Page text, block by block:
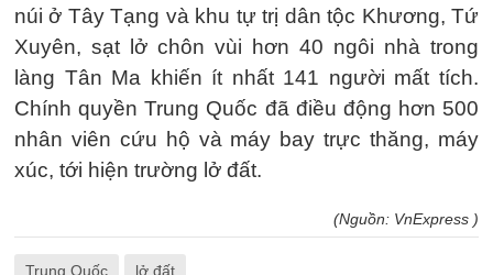
núi ở Tây Tạng và khu tự trị dân tộc Khương, Tứ
Xuyên, sạt lở chôn vùi hơn 40 ngôi nhà trong
làng Tân Ma khiến ít nhất 141 người mất tích.
Chính quyền Trung Quốc đã điều động hơn 500
nhân viên cứu hộ và máy bay trực thăng, máy
xúc, tới hiện trường lở đất.
(Nguồn: VnExpress )
Trung Quốc lở đất